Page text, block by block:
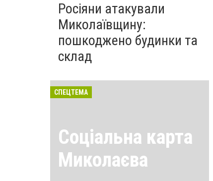
Росіяни атакували
Миколаївщину:
пошкоджено будинки та
склад
СПЕЦТЕМА
Соціальна карта
Миколаєва